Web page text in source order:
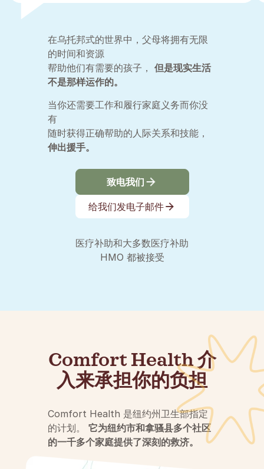
在乌托邦式的世界中，父母将拥有无限
的时间和资源
帮助他们有需要的孩子， 但是现实生活
不是那样运作的。
当你还需要工作和履行家庭义务而你没
有
随时获得正确帮助的人际关系和技能，
伸出援手。
致电我们
给我们发电子邮件
医疗补助和大多数医疗补助
HMO 都被接受
Comfort Health 介
入来承担你的负担
Comfort Health 是纽约州卫生部指定
的计划。 它为纽约市和拿骚县多个社区
的一千多个家庭提供了深刻的救济。